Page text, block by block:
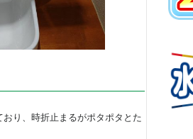
り、時折止まるがポタポタとた